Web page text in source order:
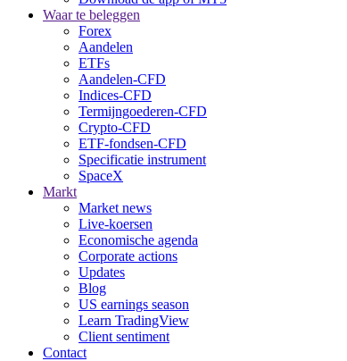
Waar te beleggen
Forex
Aandelen
ETFs
Aandelen-CFD
Indices-CFD
Termijngoederen-CFD
Crypto-CFD
ETF-fondsen-CFD
Specificatie instrument
SpaceX
Markt
Market news
Live-koersen
Economische agenda
Corporate actions
Updates
Blog
US earnings season
Learn TradingView
Client sentiment
Contact